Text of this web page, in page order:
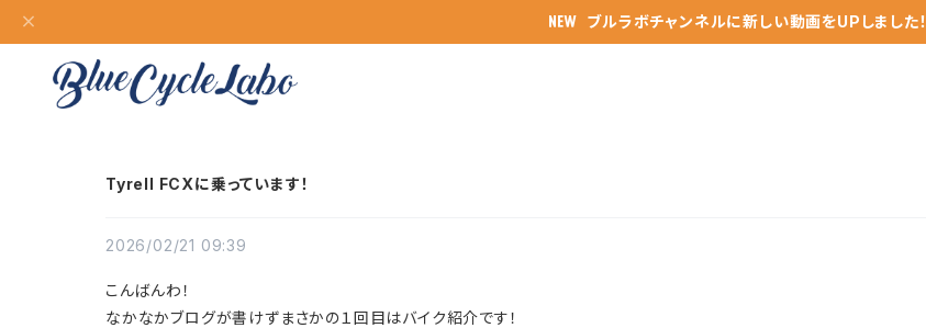
ブルラボチャンネルに新しい動画をUPしました！
Tyrell FCXに乗っています！
2026/02/21 09:39
こんばんわ！
なかなかブログが書けずまさかの１回目はバイク紹介です！